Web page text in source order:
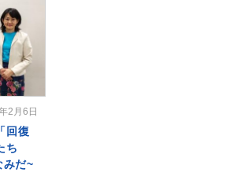
2月6日
回復
ち
みだ~